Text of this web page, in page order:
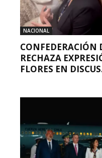
NACIONAL
CONFEDERACIÓN
RECHAZA
FLORES EN